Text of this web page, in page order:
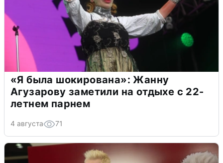
«Я была шокирована»: Жанну
Агузарову заметили на отдыхе с 22-
летнем парнем
4 августа 71